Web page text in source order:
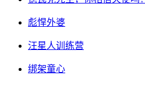
彪悍外婆
汪星人训练营
绑架童心